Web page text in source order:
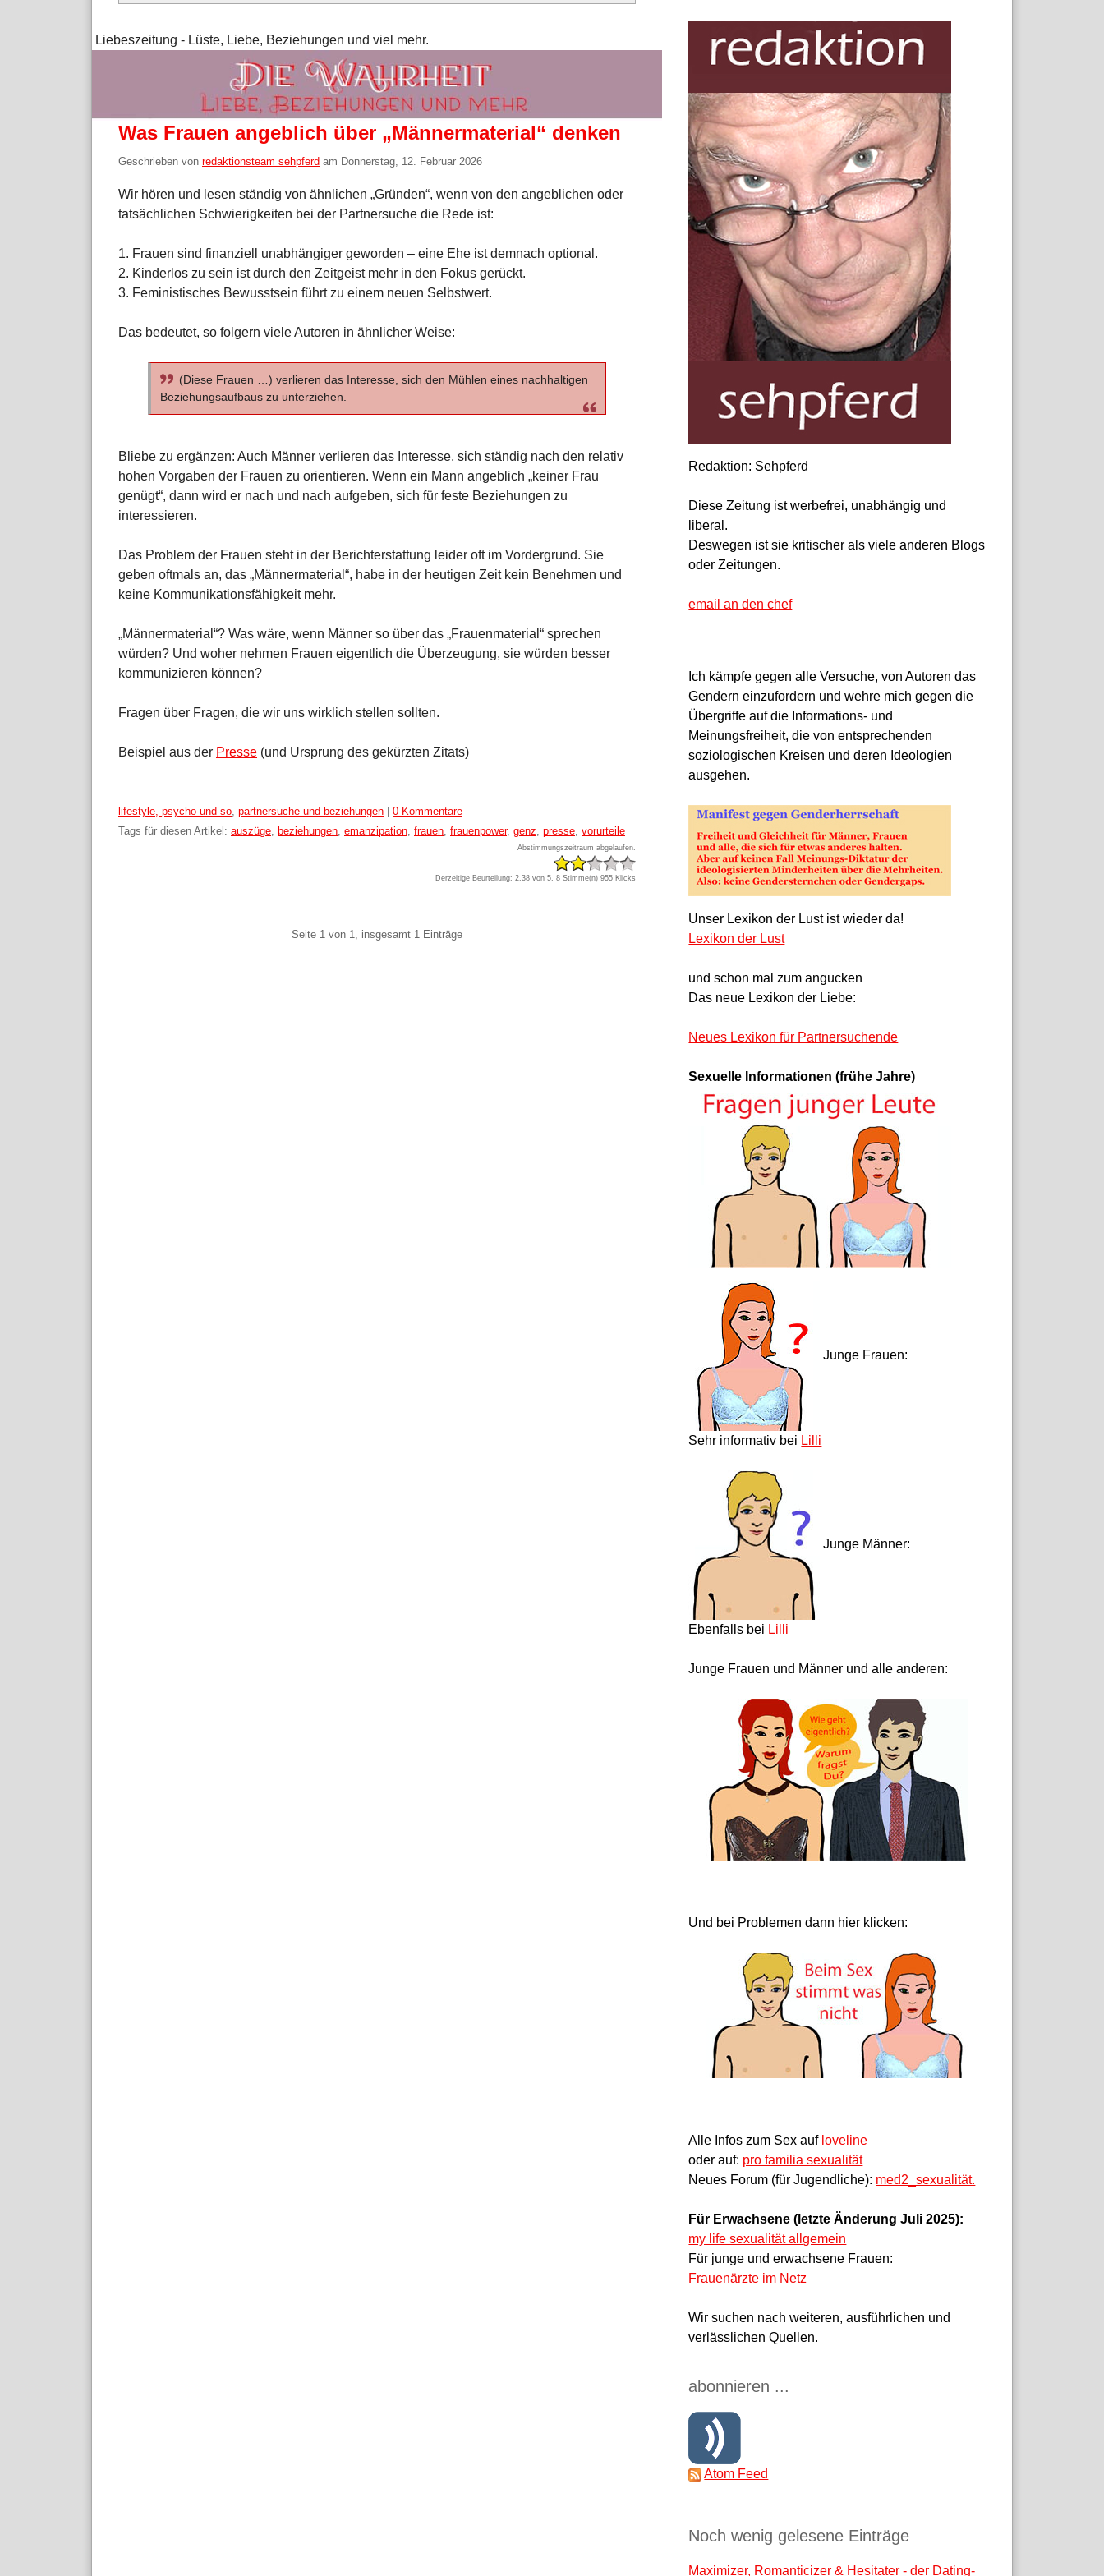
Liebeszeitung - Lüste, Liebe, Beziehungen und viel mehr.
Was Frauen angeblich über „Männermaterial“ denken
Geschrieben von redaktionsteam sehpferd am Donnerstag, 12. Februar 2026
Wir hören und lesen ständig von ähnlichen „Gründen“, wenn von den angeblichen oder
tatsächlichen Schwierigkeiten bei der Partnersuche die Rede ist:
1. Frauen sind finanziell unabhängiger geworden – eine Ehe ist demnach optional.
2. Kinderlos zu sein ist durch den Zeitgeist mehr in den Fokus gerückt.
3. Feministisches Bewusstsein führt zu einem neuen Selbstwert.
Das bedeutet, so folgern viele Autoren in ähnlicher Weise:
(Diese Frauen …) verlieren das Interesse, sich den Mühlen eines nachhaltigen
Beziehungsaufbaus zu unterziehen.
Bliebe zu ergänzen: Auch Männer verlieren das Interesse, sich ständig nach den relativ
hohen Vorgaben der Frauen zu orientieren. Wenn ein Mann angeblich „keiner Frau
genügt“, dann wird er nach und nach aufgeben, sich für feste Beziehungen zu
interessieren.
Das Problem der Frauen steht in der Berichterstattung leider oft im Vordergrund. Sie
geben oftmals an, das „Männermaterial“, habe in der heutigen Zeit kein Benehmen und
keine Kommunikationsfähigkeit mehr.
„Männermaterial“? Was wäre, wenn Männer so über das „Frauenmaterial“ sprechen
würden? Und woher nehmen Frauen eigentlich die Überzeugung, sie würden besser
kommunizieren können?
Fragen über Fragen, die wir uns wirklich stellen sollten.
Beispiel aus der Presse (und Ursprung des gekürzten Zitats)
Kategorien:
lifestyle, psycho und so partnersuche und beziehungen | 0 Kommentare
Tags für diesen Artikel: auszüge beziehungen emanzipation frauen frauenpower, genz presse vorurteile
Abstimmungszeitraum abgelaufen.
Derzeitige Beurteilung: 2.38 von 5, 8 Stimme(n) 955 Klicks
Seite 1 von 1, insgesamt 1 Einträge
Redaktion: Sehpferd
Diese Zeitung ist werbefrei, unabhängig und
liberal.
Deswegen ist sie kritischer als viele anderen Blogs
oder Zeitungen.
email an den chef
Ich kämpfe gegen alle Versuche, von Autoren das
Gendern einzufordern und wehre mich gegen die
Übergriffe auf die Informations- und
Meinungsfreiheit, die von entsprechenden
soziologischen Kreisen und deren Ideologien
ausgehen.
Unser Lexikon der Lust ist wieder da!
Lexikon der Lust
und schon mal zum angucken
Das neue Lexikon der Liebe:
Neues Lexikon für Partnersuchende
Sexuelle Informationen (frühe Jahre)
Junge Frauen:
Sehr informativ bei Lilli
Junge Männer:
Ebenfalls bei Lilli
Junge Frauen und Männer und alle anderen:
Und bei Problemen dann hier klicken:
Alle Infos zum Sex auf loveline
oder auf: pro familia sexualität
Neues Forum (für Jugendliche): med2_sexualität.
Für Erwachsene (letzte Änderung Juli 2025):
my life sexualität allgemein
Für junge und erwachsene Frauen:
Frauenärzte im Netz
Wir suchen nach weiteren, ausführlichen und
verlässlichen Quellen.
abonnieren ...
Atom Feed
Noch wenig gelesene Einträge
Maximizer, Romanticizer & Hesitater - der Dating-